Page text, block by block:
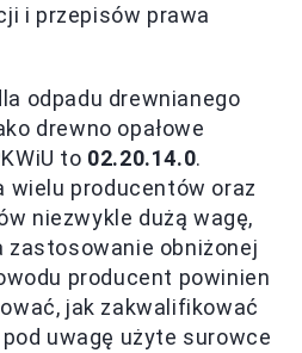
i przepisów prawa
odpadu drewnianego
drewno opałowe
to 02.20.14.0.
wielu producentów oraz
niezwykle dużą wagę,
zastosowanie obniżonej
producent powinien
jak zakwalifikować
uwagę użyte surowce